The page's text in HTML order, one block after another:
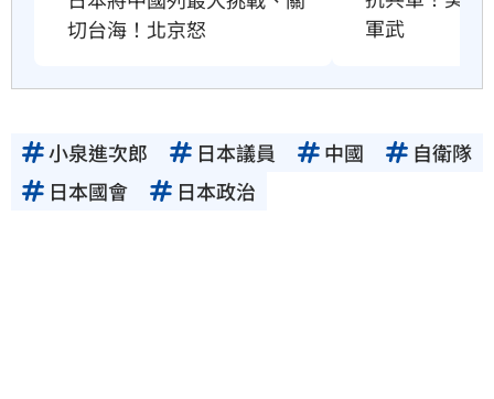
切台海！北京怒
軍武
小泉進次郎 日本議員 中國
自衛隊
日本國會
日本政治